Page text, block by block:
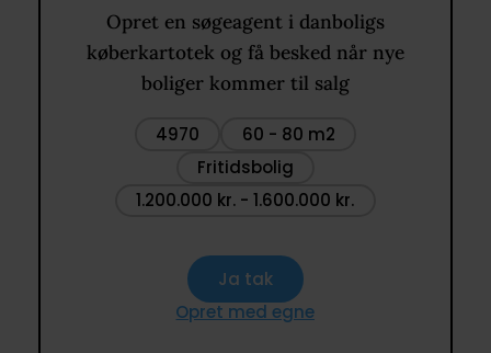
Opret en søgeagent i danboligs
køberkartotek og få besked når nye
boliger kommer til salg
4970
60 - 80 m2
Fritidsbolig
1.200.000 kr. - 1.600.000 kr.
Ja tak
Opret med egne